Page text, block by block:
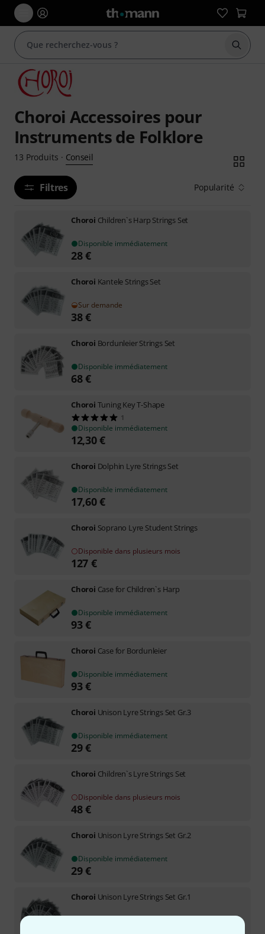
Choroi Accessoires pour
Instruments de Folklore
13 Produits · Conseil
Filtres Popularité
Choroi Children`s Harp Strings Set
Disponible immédiatement
28€
Choroi Kantele Strings Set
Sur demande
38€
Choroi Bordunleier Strings Set
Disponible immédiatement
68€
Choroi Tuning Key T-Shape
1
Disponible immédiatement
12,30€
Choroi Dolphin Lyre Strings Set
Disponible immédiatement
17,60€
Choroi Soprano Lyre Student Strings
Disponible dans plusieurs mois
127 €
Choroi Case for Children`s Harp
Disponible immédiatement
93€
Choroi Case for Bordunleier
Disponible immédiatement
93€
Choroi Unison Lyre Strings Set Gr.3
Disponible immédiatement
29€
Choroi Children`s Lyre Strings Set
Disponible dans plusieurs mois
48€
Choroi Unison Lyre Strings Set Gr.2
Disponible immédiatement
29€
Choroi Unison Lyre Strings Set Gr.1